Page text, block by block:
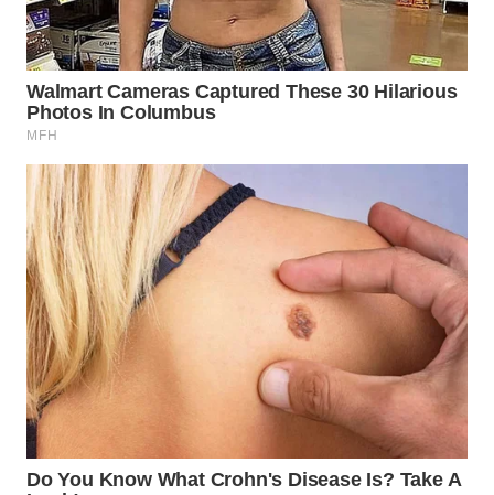
BEKASI
WN
BOGOR
DEPOK
WN
TAPANULI
UTARA
WN
SAMOSIR
LAWAS